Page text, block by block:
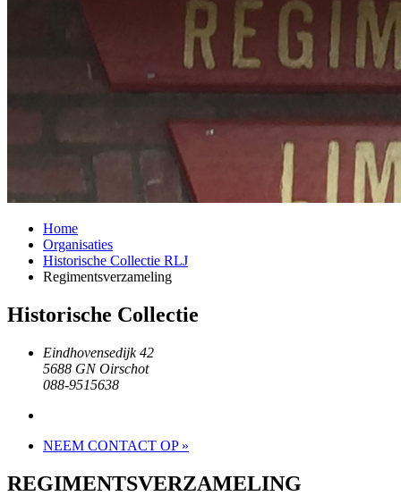
Home
Organisaties
Historische Collectie RLJ
Regimentsverzameling
Historische Collectie
Eindhovensedijk 42
5688 GN Oirschot
088-9515638
NEEM CONTACT OP »
REGIMENTSVERZAMELING